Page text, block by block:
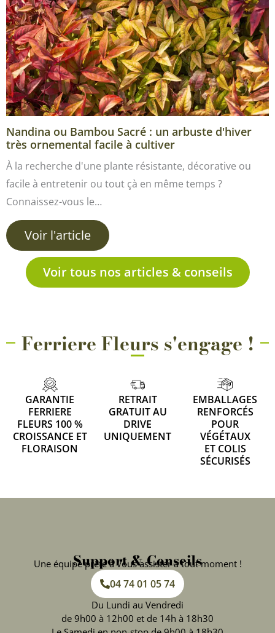
Nandina ou Bambou Sacré : un arbuste d'hiver
très ornemental facile à cultiver
À la recherche d'une plante résistante, décorative ou
facile à entretenir ou tout çà en même temps ?
Connaissez-vous le…
Voir l'article
Voir tous nos articles & conseils
Ferriere Fleurs s'engage !
GARANTIE
FERRIERE
FLEURS 100 %
CROISSANCE ET
FLORAISON
RETRAIT
GRATUIT AU
DRIVE
UNIQUEMENT
EMBALLAGES
RENFORCÉS
POUR
VÉGÉTAUX
ET COLIS
SÉCURISÉS
Support & Conseils
Une équipe prête à vous assister à tout moment !
04 74 01 05 74
Du Lundi au Vendredi
de 9h00 à 12h00 et de 14h à 18h30